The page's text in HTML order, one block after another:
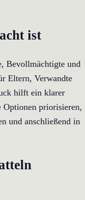
ist
Bevollmächtigte und
Eltern, Verwandte
hilft ein klarer
Optionen priorisieren,
und anschließend in